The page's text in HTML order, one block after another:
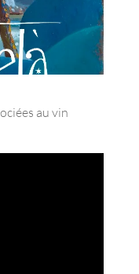
au vin